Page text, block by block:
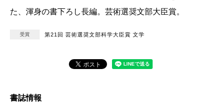
た、渾身の書下ろし長編。芸術選奨文部大臣賞。
受賞 第21回 芸術選奨文部科学大臣賞 文学
書誌情報